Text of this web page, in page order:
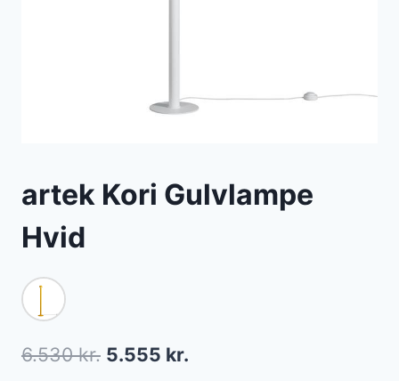
artek Kori Gulvlampe
Hvid
6.530kr. Den
5.555 kr.